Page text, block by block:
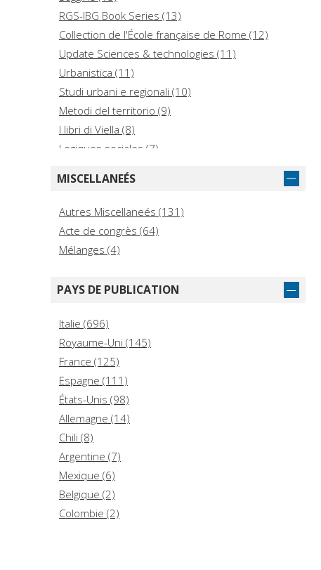
RGS-IBG Book Series (13)
Collection de l'École française de Rome (12)
Update Sciences & technologies (11)
Urbanistica (11)
Studi urbani e regionali (10)
Metodi del territorio (9)
I libri di Viella (8)
Logiques sociales (7)
Città e paesaggio (5)
Habitat et sociétés (5)
Plural (5)
Questions contemporaines : Questions urbaines
(5)
Sociologia (5)
MISCELLANEÉS
Autres Miscellaneés (131)
Acte de congrès (64)
Mélanges (4)
PAYS DE PUBLICATION
Italie (696)
Royaume-Uni (145)
France (125)
Espagne (111)
États-Unis (98)
Allemagne (14)
Chili (8)
Argentine (7)
Mexique (6)
Belgique (2)
Colombie (2)